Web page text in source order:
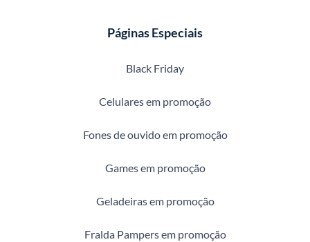
Páginas Especiais
Black Friday
Celulares em promoção
Fones de ouvido em promoção
Games em promoção
Geladeiras em promoção
Fralda Pampers em promoção